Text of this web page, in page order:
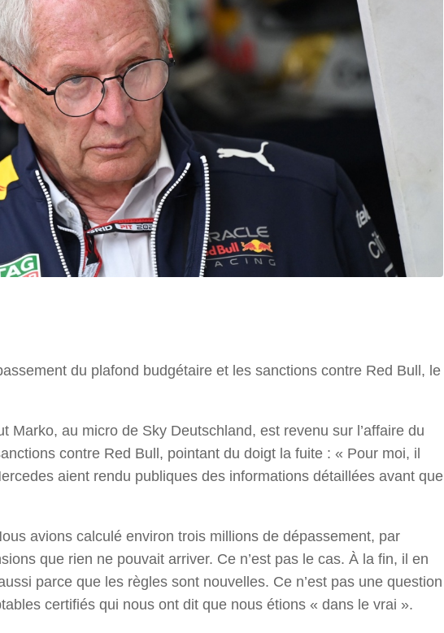
du plafond budgétaire et les sanctions contre Red Bull, le
Marko, au micro de Sky Deutschland, est revenu sur l’affaire du
contre Red Bull, pointant du doigt la fuite : « Pour moi, il
aient rendu publiques des informations détaillées avant que
avions calculé environ trois millions de dépassement, par
que rien ne pouvait arriver. Ce n’est pas le cas. À la fin, il en
parce que les règles sont nouvelles. Ce n’est pas une question
certifiés qui nous ont dit que nous étions « dans le vrai ».